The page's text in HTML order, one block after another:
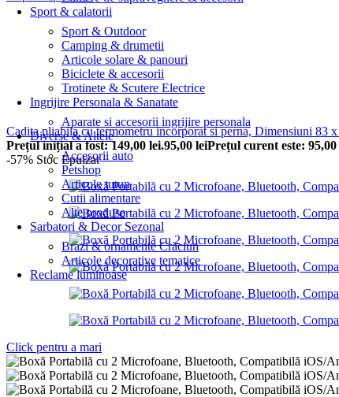
Sport & calatorii
Sport & Outdoor
Camping & drumetii
Articole solare & panouri
Biciclete & accesorii
Trotinete & Scutere Electrice
Ingrijire Personala & Sanatate
Aparate si accesorii ingrijire personala
Diverse & Altele
Accesorii auto
Petshop
Articole tutun
Cutii alimentare
Alte produse
Sarbatori & Decor Sezonal
Brazi & ornamente Crăciun
Articole decorative tematice
Reclame luminoase
Cadita pliabila cu termometru incorporat si perna, Dimensiuni 83
Prețul inițial a fost: 149,00 lei.95,00 leiPrețul curent este: 95,00
-57% Stoc Epuizat
Click pentru a mari